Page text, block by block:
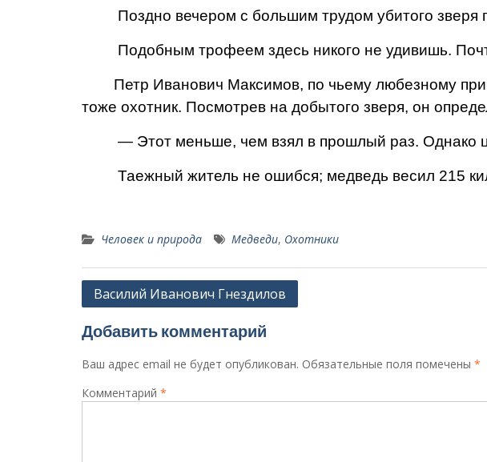
Поздно вечером с большим трудом убитого зверя
Подобным трофеем здесь никого не удивишь.
Петр Иванович Максимов, по чьему любезному
тоже охотник. Посмотрев на добытого зверя, он
— Этот меньше, чем взял в прошлый раз. Однако
Таежный житель не ошибся; медведь весил 215
Человек и природа Медведи, Охотники
Навигация
записям
Василий Иванович Гнездилов
Добавить комментарий
Ваш адрес email не будет опубликован. Обязательные поля помечены *
Комментарий *